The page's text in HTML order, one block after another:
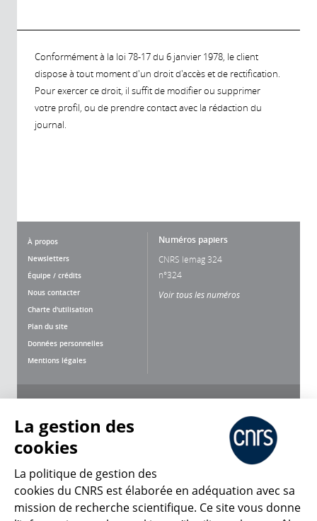
Conformément à la loi 78-17 du 6 janvier 1978, le client
dispose à tout moment d'un droit d'accès et de rectification.
Pour exercer ce droit, il suffit de modifier ou supprimer
votre profil, ou de prendre contact avec la rédaction du
journal.
À propos
Newsletters
Équipe / crédits
Nous contacter
Charte d'utilisation
Plan du site
Données personnelles
Mentions légales
Numéros papiers
CNRS lemag 324
n°324
Voir tous les numéros
CNRS Le Mag
La gestion des
cookies
La politique de gestion des
cookies du CNRS est élaborée en adéquation avec sa
mission de recherche scientifique. Ce site vous donne